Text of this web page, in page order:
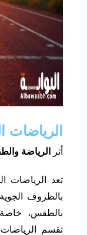
أثر الرياضة
تعد الرياضات
بالظروف
بالطقس، خاصة
تقسم